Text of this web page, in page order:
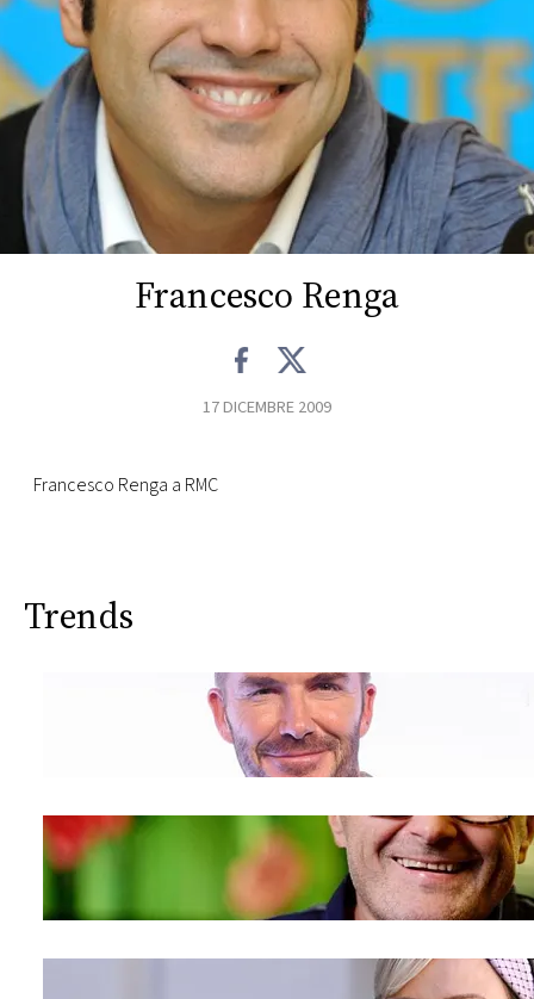
FOTO
CONCORSI
EVENTI
VIDEO
Francesco Renga
17 DICEMBRE 2009
Francesco Renga a RMC
Trends